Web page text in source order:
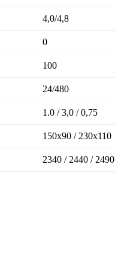
4,0/4,8
0
100
24/480
1.0 / 3,0 / 0,75
150x90 / 230x110
2340 / 2440 / 2490